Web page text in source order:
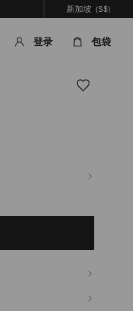
新加坡 (S$)
登录 包袋